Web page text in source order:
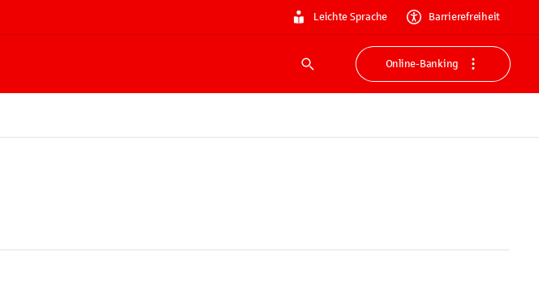
Leichte Sprache Barrierefreiheit
Suche
Online-Banking